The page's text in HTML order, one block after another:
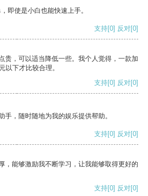
即使是小白也能快速上手。
支持[0] 反对[0]
贵，可以适当降低一些。我个人觉得，一款加
以下才比较合理。
支持[0] 反对[0]
手，随时随地为我的娱乐提供帮助。
支持[0] 反对[0]
，能够激励我不断学习，让我能够取得更好的
支持[0] 反对[0]